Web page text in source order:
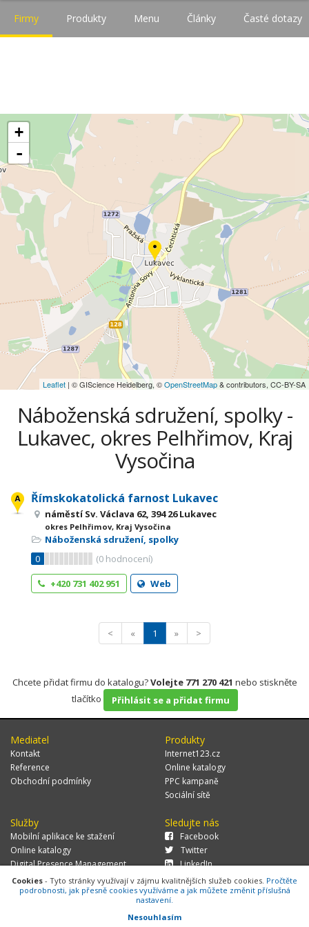
Firmy Produkty Menu Články Časté dotazy
+
-
Leaflet | © GIScience Heidelberg, ©OpenStreetMap& contributors, CC-BY-SA
Náboženská sdružení, spolky -
Lukavec, okres Pelhřimov, Kraj
Vysočina
Římskokatolická farnost Lukavec
náměstí Sv. Václava 62, 394 26 Lukavec
okres Pelhřimov, Kraj Vysočina
Náboženská sdružení, spolky
0
(0 hodnocení)
+420 731 402 951
Web
< « 1 » >
Chcete přidat firmu do katalogu?Volejte 771 270 421 nebo stiskněte
tlačítko
Přihlásit se a přidat firmu
Mediatel
Kontakt
Reference
Obchodní podmínky
Produkty
Internet123.cz
Online katalogy
PPC kampaně
Sociální sítě
Služby
Mobilní aplikace ke stažení
Online katalogy
Digital Presence Management
Více zákazníků
Sledujte nás
Facebook
Twitter
LinkedIn
© 2026 MEDIATEL CZ, s.r.o.,Za Potokem 46/4, 106 00 Praha 10, tel.:
Cookies - Tyto stránky využívají v zájmu kvalitnějších služeb cookies. Pročtěte
podrobnosti, jak přesně cookies využíváme a jak můžete změnit příslušná
nastavení.
Nesouhlasím